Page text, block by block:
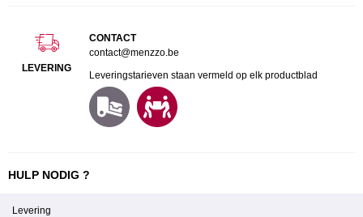
LEVERING
CONTACT
contact@menzzo.be
Leveringstarieven staan vermeld op elk productblad
HULP NODIG ?
Levering